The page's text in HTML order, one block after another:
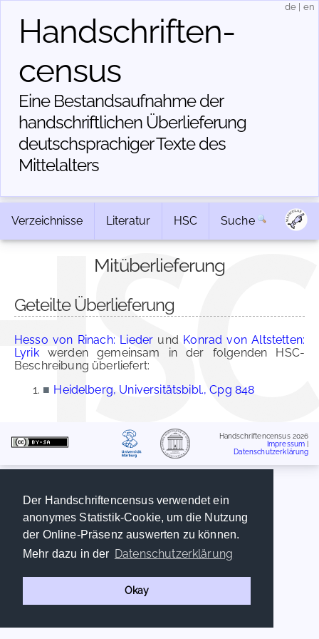
Der Handschriftencensus verwendet ein
anonymes Statistik-Cookie, um die Nutzung
der Online-Präsenz auswerten zu können.
Mehr dazu in der Datenschutzerklärung
Okay
Handschriften­
census
Eine Bestandsaufnahme der
handschriftlichen Über­lieferung
deutschsprachiger Texte des
Mittelalters
de en
Verzeichnisse Literatur HSC Suche
Mitüberlieferung
Geteilte Überlieferung
Hesso von Rinach: Lieder und Konrad von Altstetten:
Lyrikwerden gemeinsam in der folgenden HSC-
Beschreibung überliefert:
■ Heidelberg, Universitätsbibl., Cpg 848
Handschriftencensus 2026
Impressum
Datenschutzerklärung